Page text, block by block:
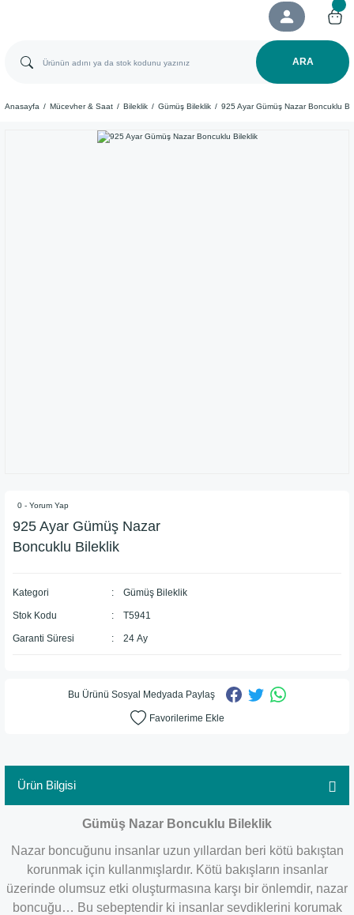
ARA
Anasayfa Mücevher & Saat Bileklik Gümüş Bileklik ​925 Ayar Gümüş Nazar Boncuklu
0 - Yorum Yap
​925 Ayar Gümüş Nazar
Boncuklu Bileklik
Kategori Gümüş Bileklik
Stok Kodu T5941
Garanti Süresi 24 Ay
Bu Ürünü Sosyal Medyada Paylaş
Ürün Bilgisi
Gümüş Nazar Boncuklu Bileklik
Nazar boncuğunu insanlar uzun yıllardan beri kötü bakıştan
korunmak için kullanmışlardır. Kötü bakışların insanlar
üzerinde olumsuz etki oluşturmasına karşı bir önlemdir, nazar
boncuğu… Bu sebeptendir ki insanlar sevdiklerini korumak